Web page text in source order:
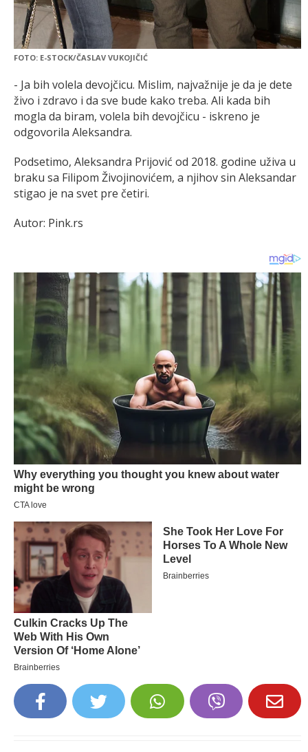
FOTO: E-STOCK/ČASLAV VUKOJIČIĆ
- Ja bih volela devojčicu. Mislim, najvažnije je da je dete
živo i zdravo i da sve bude kako treba. Ali kada bih
mogla da biram, volela bih devojčicu - iskreno je
odgovorila Aleksandra.
Podsetimo, Aleksandra Prijović od 2018. godine uživa u
braku sa Filipom Živojinovićem, a njihov sin Aleksandar
stigao je na svet pre četiri.
Autor: Pink.rs